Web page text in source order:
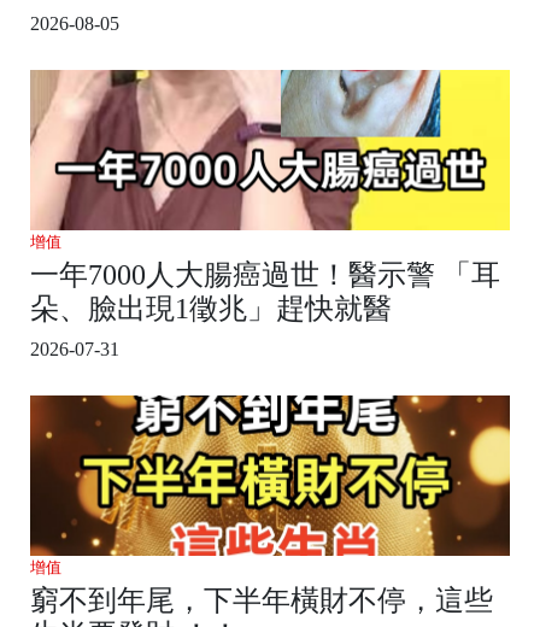
2026-08-05
增值
一年7000人大腸癌過世！醫示警 「耳
朵、臉出現1徵兆」趕快就醫
2026-07-31
增值
窮不到年尾，下半年橫財不停，這些